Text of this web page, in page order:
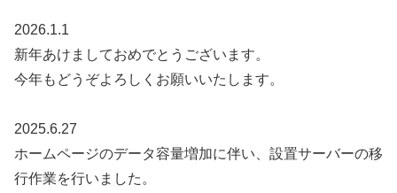
2026.1.1
新年あけましておめでとうございます。
今年もどうぞよろしくお願いいたします。
2025.6.27
ホームページのデータ容量増加に伴い、設置サーバーの移
行作業を行いました。